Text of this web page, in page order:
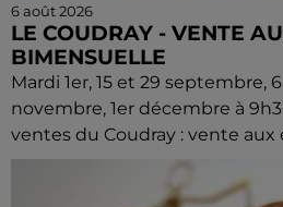
6 août 2026
LE COUDRAY - VENTE
BIMENSUELLE
Mardi 1er, 15 et 29 septembre,
novembre, 1er décembre à
ventes du Coudray : vente